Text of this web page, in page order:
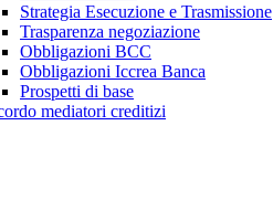
Strategia Esecuzione e Trasmissione
Trasparenza negoziazione
Obbligazioni BCC
Obbligazioni Iccrea Banca
Prospetti di base
mediatori creditizi